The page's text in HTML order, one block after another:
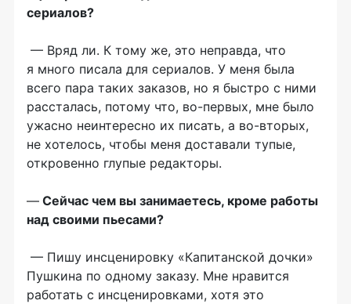
сериалов?
— Вряд ли. К тому же, это неправда, что
я много писала для сериалов. У меня была
всего пара таких заказов, но я быстро с ними
рассталась, потому что, во-первых, мне было
ужасно неинтересно их писать, а во-вторых,
не хотелось, чтобы меня доставали тупые,
откровенно глупые редакторы.
— Сейчас чем вы занимаетесь, кроме работы
над своими пьесами?
— Пишу инсценировку «Капитанской дочки»
Пушкина по одному заказу. Мне нравится
работать с инсценировками, хотя это